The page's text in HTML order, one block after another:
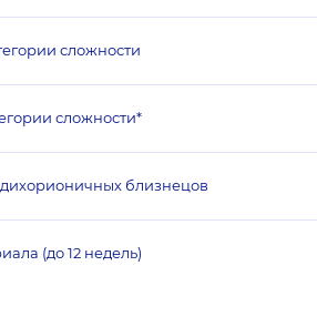
сложности
сложности*
дихорионичных близнецов
(до 12 недель)